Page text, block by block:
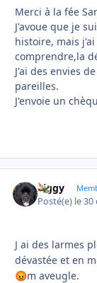
Merci à la fée
J'avoue que je
histoire, mais
comprendre,la
J'ai des envies
pareilles.
J'envoie un
Ziggy
Posté(e) le
J ai des larmes
dévastée et en
😡m aveugle.